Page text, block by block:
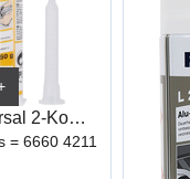
Lim Universal 2-Komponent K140
= 6660 4211